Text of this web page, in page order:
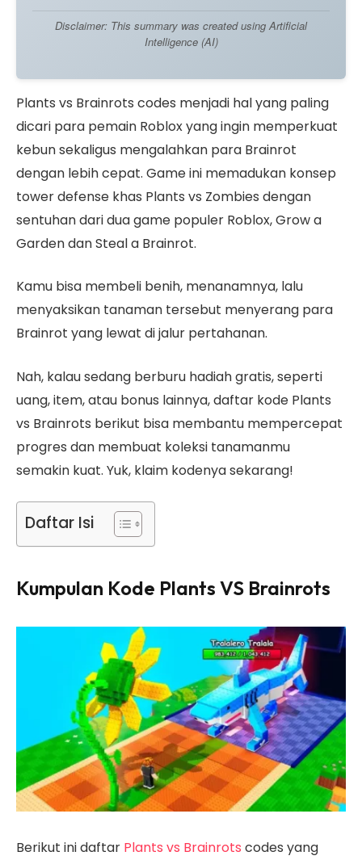
Disclaimer: This summary was created using Artificial
Intelligence (AI)
Plants vs Brainrots codes menjadi hal yang paling
dicari para pemain Roblox yang ingin memperkuat
kebun sekaligus mengalahkan para Brainrot
dengan lebih cepat. Game ini memadukan konsep
tower defense khas Plants vs Zombies dengan
sentuhan dari dua game populer Roblox, Grow a
Garden dan Steal a Brainrot.
Kamu bisa membeli benih, menanamnya, lalu
menyaksikan tanaman tersebut menyerang para
Brainrot yang lewat di jalur pertahanan.
Nah, kalau sedang berburu hadiah gratis, seperti
uang, item, atau bonus lainnya, daftar kode Plants
vs Brainrots berikut bisa membantu mempercepat
progres dan membuat koleksi tanamanmu
semakin kuat. Yuk, klaim kodenya sekarang!
Daftar Isi
Kumpulan Kode Plants VS Brainrots
Berikut ini daftar Plants vs Brainrots codes yang